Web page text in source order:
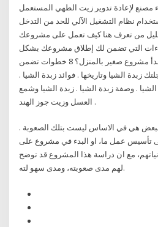
مصنع لإعادة تدوير زيت الطهي المستعمل
نظام التشغيل الآلي للحد من التدخل
من تعرف هنا كيف تعمل على مشروعك
التي تضمن لك إطلاق مشروعك بشكل
فعلي ومن المنزل كيف تبدأ مشروع صغير بالمنزل؟ 8 خطوات تضمن
زبدة الشيا وتاريخها . فوائد زبدة الشيا .
. وصفة زبدة الشيا . زبدة الشيا وشمع
العسل وزيت جوز الهند .
هي في الاساس ليست بتلك الصعوبة .
تأسيس عمل ما، او البدء في مشروع على
مع ان دراسة هذا المشروع قد توضح
لهم مدى صعوبته، ومدى سهو لته.